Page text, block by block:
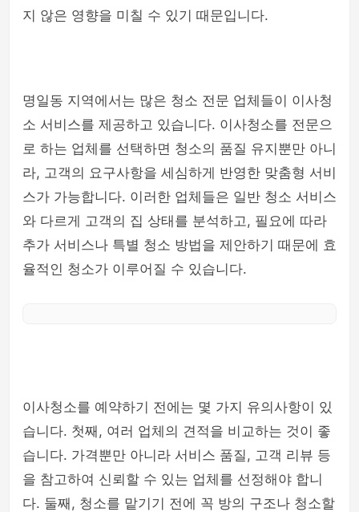
지 않은 영향을 미칠 수 있기 때문입니다.
명일동 지역에서는 많은 청소 전문 업체들이 이사청
소 서비스를 제공하고 있습니다. 이사청소를 전문으
로 하는 업체를 선택하면 청소의 품질 유지뿐만 아니
라, 고객의 요구사항을 세심하게 반영한 맞춤형 서비
스가 가능합니다. 이러한 업체들은 일반 청소 서비스
와 다르게 고객의 집 상태를 분석하고, 필요에 따라
추가 서비스나 특별 청소 방법을 제안하기 때문에 효
율적인 청소가 이루어질 수 있습니다.
이사청소를 예약하기 전에는 몇 가지 유의사항이 있
습니다. 첫째, 여러 업체의 견적을 비교하는 것이 좋
습니다. 가격뿐만 아니라 서비스 품질, 고객 리뷰 등
을 참고하여 신뢰할 수 있는 업체를 선정해야 합니
다. 둘째, 청소를 맡기기 전에 꼭 방의 구조나 청소할